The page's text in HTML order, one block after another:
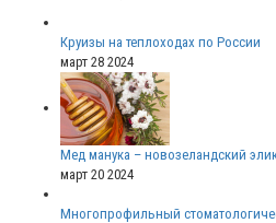
Круизы на теплоходах по России
март 28 2024
Мед манука – новозеландский
март 20 2024
Многопрофильный